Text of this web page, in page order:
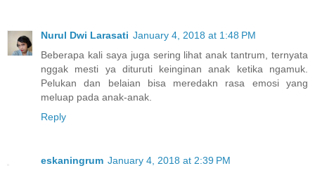
Nurul Dwi Larasati January 4, 2018 at 1:48 PM
Beberapa kali saya juga sering lihat anak tantrum, ternyata
nggak mesti ya dituruti keinginan anak ketika ngamuk.
Pelukan dan belaian bisa meredakn rasa emosi yang
meluap pada anak-anak.
Reply
eskaningrum January 4, 2018 at 2:39 PM